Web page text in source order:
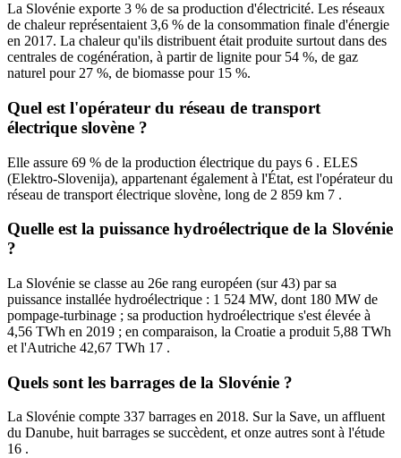
La Slovénie exporte 3 % de sa production d'électricité. Les réseaux
de chaleur représentaient 3,6 % de la consommation finale d'énergie
en 2017. La chaleur qu'ils distribuent était produite surtout dans des
centrales de cogénération, à partir de lignite pour 54 %, de gaz
naturel pour 27 %, de biomasse pour 15 %.
Quel est l'opérateur du réseau de transport
électrique slovène ?
Elle assure 69 % de la production électrique du pays 6 . ELES
(Elektro-Slovenija), appartenant également à l'État, est l'opérateur du
réseau de transport électrique slovène, long de 2 859 km 7 .
Quelle est la puissance hydroélectrique de la Slovénie
?
La Slovénie se classe au 26e rang européen (sur 43) par sa
puissance installée hydroélectrique : 1 524 MW, dont 180 MW de
pompage-turbinage ; sa production hydroélectrique s'est élevée à
4,56 TWh en 2019 ; en comparaison, la Croatie a produit 5,88 TWh
et l'Autriche 42,67 TWh 17 .
Quels sont les barrages de la Slovénie ?
La Slovénie compte 337 barrages en 2018. Sur la Save, un affluent
du Danube, huit barrages se succèdent, et onze autres sont à l'étude
16 .